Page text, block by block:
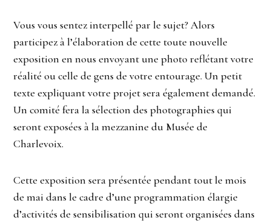
Vous vous sentez interpellé par le sujet? Alors
participez à l’élaboration de cette toute nouvelle
exposition en nous envoyant une photo reflétant votre
réalité ou celle de gens de votre entourage. Un petit
texte expliquant votre projet sera également demandé.
Un comité fera la sélection des photographies qui
seront exposées à la mezzanine du Musée de
Charlevoix.
Cette exposition sera présentée pendant tout le mois
de mai dans le cadre d’une programmation élargie
d’activités de sensibilisation qui seront organisées dans